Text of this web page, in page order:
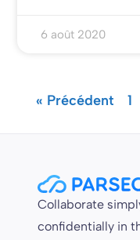
6 août 2020
« Précédent 1
Collaborate
confidentially in